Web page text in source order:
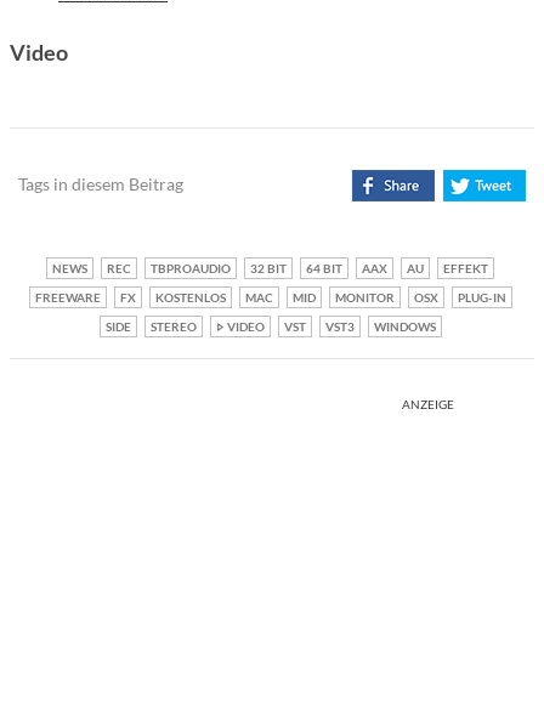
Video
Tags in diesem Beitrag
NEWS REC TBPROAUDIO 32 BIT 64 BIT AAX AU
EFFEKT
FREEWARE
FX KOSTENLOS MAC MID MONITOR OSX
PLUG-IN
SIDE
STEREO VIDEO VST VST3 WINDOWS
ANZEIGE